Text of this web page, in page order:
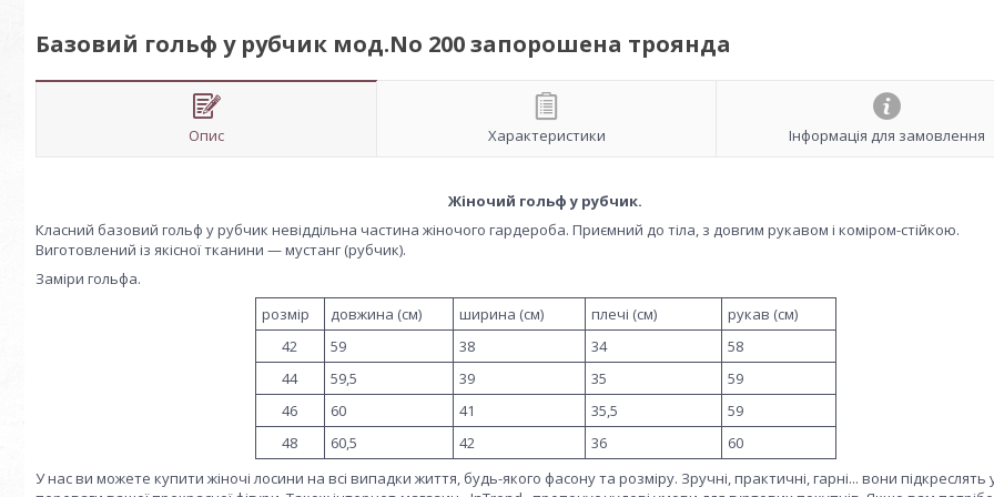
Базовий гольф у рубчик мод.No 200 запорошена троянда
Опис Характеристики Інформація для замовлення
Жіночий гольф у рубчик.
Класний базовий гольф у рубчик невіддільна частина жіночого гардероба. Приємний до тіла, з довгим рукавом і коміром-стійкою.
Виготовлений із якісної тканини — мустанг (рубчик).
Заміри гольфа.
розмір
довжина (см) ширина (см) плечі (см)
рукав (см)
42
59 38 34
58
44
59,5 39 35
59
46
60 41 35,5
59
48
60,5 42 36
60
У нас ви можете купити жіночі лосини на всі випадки життя, будь-якого фасону та розміру. Зручні, практичні, гарні... вони підкреслять